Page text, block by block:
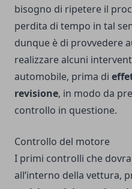
bisogno di ripetere il
perdita di tempo in tal
dunque è di provvedere
realizzare alcuni
automobile, prima di
revisione, in modo da
controllo in questione.
Controllo del motore
I primi controlli che
all’interno della vettura,